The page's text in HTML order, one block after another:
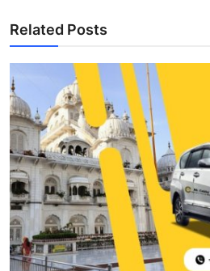
Related Posts